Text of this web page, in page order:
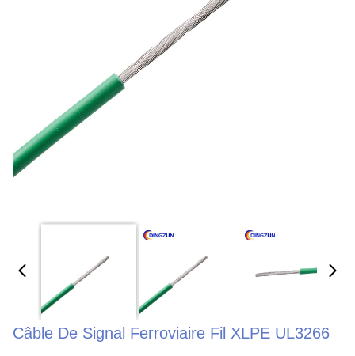
Câble De Signal Ferroviaire Fil XLPE UL3266